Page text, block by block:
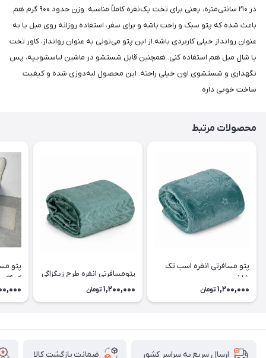
در ۲۱۰ سانتی‌متره، یعنی برای تخت یک‌نفره کاملاً مناسبه. وزن حدود ۹۰۰ گرم هم
باعث شده که پتو سبک و راحت باشه و برای سفر، استفاده روزانه روی مبل یا به
عنوان روانداز خیلی کاربردی باشه.از این پتو می‌تونی به عنوان روانداز، کاور تخت
یا شال مبل هم استفاده کنی. همچنین قابل شستشو در ماشین لباسشوییه، پس
نگهداری و شستشوی اون خیلی راحته. این محصول لبه‌دوزی شده و کیفیت
ساخت خوبی داره.
محصولات مرتبط
پتو مسافرتی ۱نفره اسب تک
شاخ
1,200,000 تومان
پتومسافرتی ۱نفره طرح زیگزاگی
1,200,000 تومان
کد۱۴
ارسال سریع به سراسر کشور ضمانت بازگشت کالا